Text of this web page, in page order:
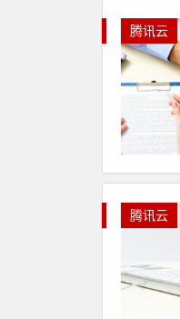
腾讯云
腾讯云